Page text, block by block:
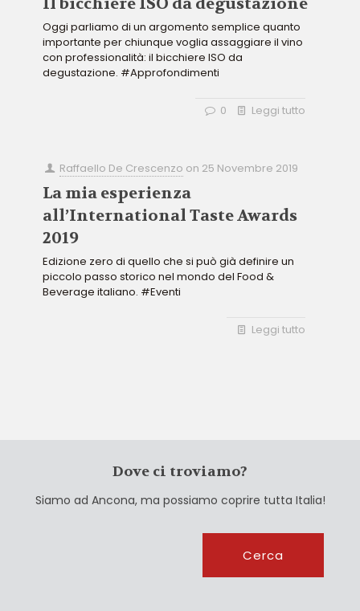
Oggi parliamo di un argomento semplice quanto
importante per chiunque voglia assaggiare il vino
con professionalità: il bicchiere ISO da
degustazione. #Approfondimenti
0 Leggi tutto
Raffaello De Crescenzo on 25 Novembre 2019
La mia esperienza
all’International Taste Awards
2019
Edizione zero di quello che si può già definire un
piccolo passo storico nel mondo del Food &
Beverage italiano. #Eventi
Leggi tutto
Dove ci troviamo?
Siamo ad Ancona, ma possiamo coprire tutta Italia!
Cerca